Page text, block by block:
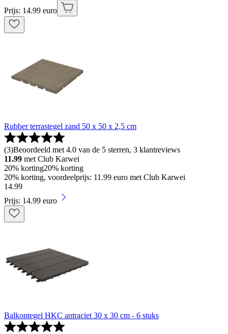
Prijs: 14.99 euro
Rubber terrastegel zand 50 x 50 x 2,5 cm
(3)Beoordeeld met 4.0 van de 5 sterren, 3 klantreviews
11.99 met Club Karwei
20% korting20% korting
20% korting, voordeelprijs: 11.99 euro met Club Karwei
14.99
Prijs: 14.99 euro
Balkontegel HKC antraciet 30 x 30 cm - 6 stuks